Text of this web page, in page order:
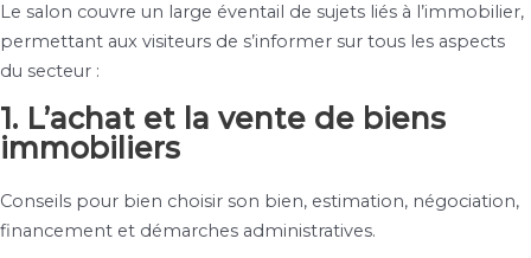
Le salon couvre un large éventail de sujets liés à l’immobilier,
permettant aux visiteurs de s’informer sur tous les aspects
du secteur :
1. L’achat et la vente de biens
immobiliers
Conseils pour bien choisir son bien, estimation, négociation,
financement et démarches administratives.